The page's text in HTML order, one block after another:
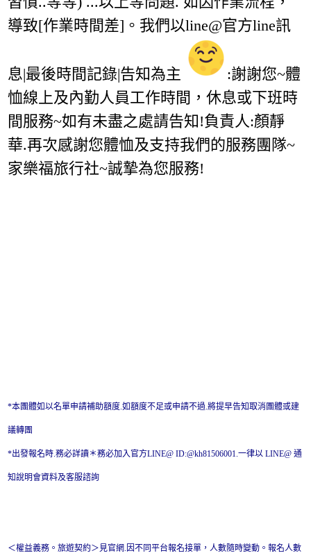
導致[作業時間差]。我們以line@官方line訊
息|最後時間記錄|告知為主
:謝謝您~體
恤線上及內勤人員工作時間，休息或下班時
間服務~如有未盡之處請告知!負責人:顏靜
華.再次感謝您體恤及支持我們的服務團隊~
家樂福旅行社~誠摯為您服務!
*本團體如以名單申請補助額度.如額度不足或申請不過.將提早告知取消團體或建
議轉團
*出發報名時.務必詳讀＊務必加入官方LINE@ ID:@kh81506001.一律以 LINE@ 通
知說明會資料及客服諮詢
＜權益義務。旅遊契約＞見官網.因不同平台報名接單，人數隨時變動。報名人數